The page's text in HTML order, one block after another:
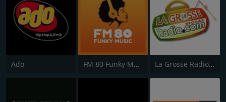
Ado FM 80 Funky Music La Grosse Radio Reggae